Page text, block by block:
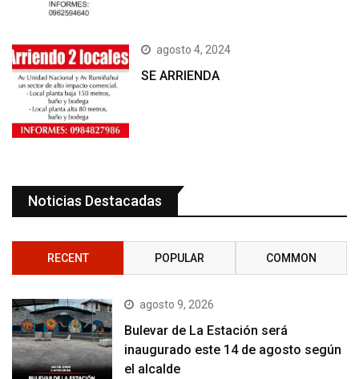
agosto 4, 2024
SE ARRIENDA
Noticias Destacadas
RECENT POPULAR COMMON
agosto 9, 2026
Bulevar de La Estación será
inaugurado este 14 de agosto según
el alcalde